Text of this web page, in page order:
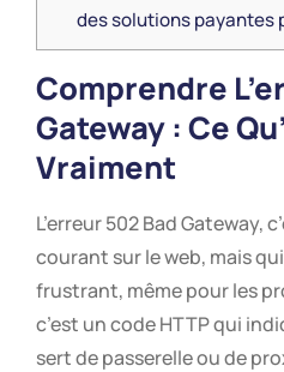
des solutions payantes
Comprendre
Gateway : Ce
Vraiment
L’erreur 502 Bad Gateway,
courant sur le web, mais
frustrant, même pour les
c’est un code HTTP qui
sert de passerelle ou de